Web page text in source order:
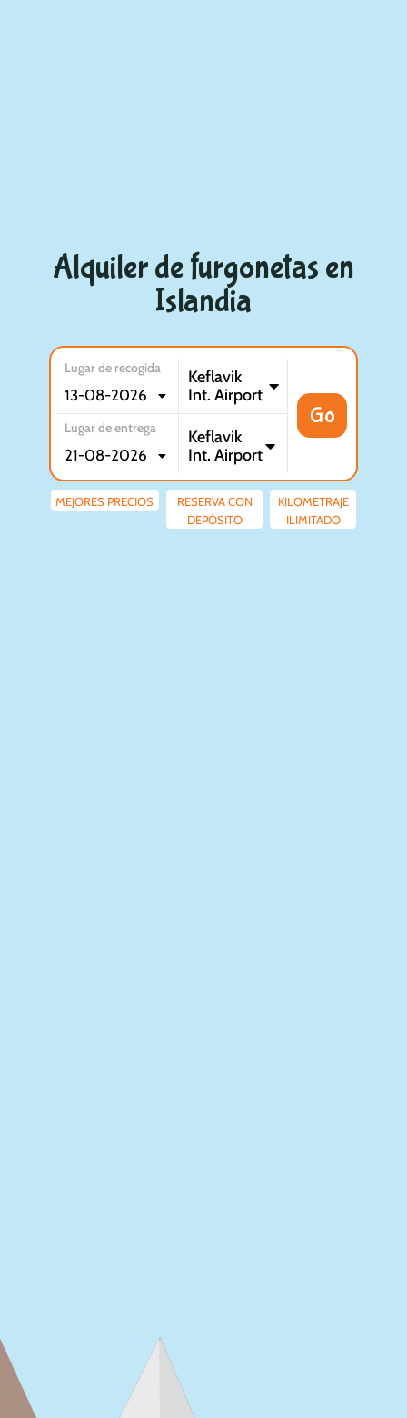
Alquiler de furgonetas en
Islandia
Lugar de recogida
Keflavik
Int. Airport
Go
Lugar de entrega
Keflavik
Int. Airport
MEJORES PRECIOS
RESERVA CON
DEPÓSITO
KILOMETRAJE
ILIMITADO